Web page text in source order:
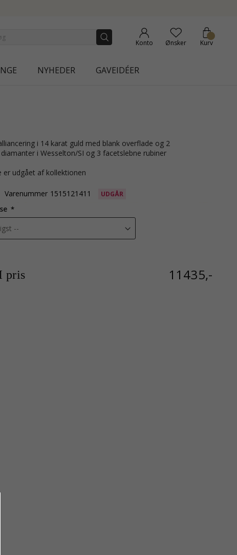
Konto Ønsker Kurv
NYHEDER GAVEIDÉER
i Wesselton/SI og 3 facetslebne rubiner
er udgået af kollektionen
Varenummer 1515121411 UDGÅR
pris 11435,-